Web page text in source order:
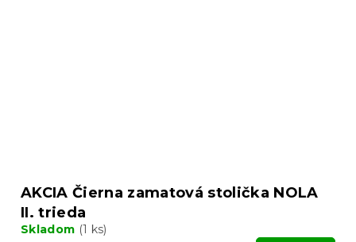
AKCIA Čierna zamatová stolička NOLA
II. trieda
Skladom (1 ks)